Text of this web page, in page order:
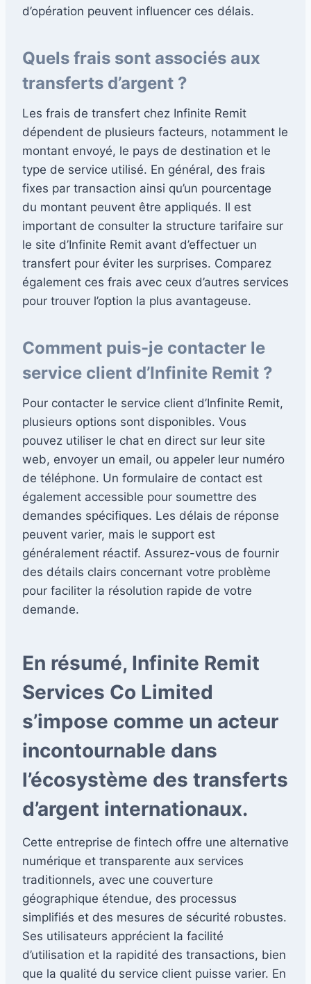
d’opération peuvent influencer ces délais.
Quels frais sont associés aux
transferts d’argent ?
Les frais de transfert chez Infinite Remit
dépendent de plusieurs facteurs, notamment le
montant envoyé, le pays de destination et le
type de service utilisé. En général, des frais
fixes par transaction ainsi qu’un pourcentage
du montant peuvent être appliqués. Il est
important de consulter la structure tarifaire sur
le site d’Infinite Remit avant d’effectuer un
transfert pour éviter les surprises. Comparez
également ces frais avec ceux d’autres services
pour trouver l’option la plus avantageuse.
Comment puis-je contacter le
service client d’Infinite Remit ?
Pour contacter le service client d’Infinite Remit,
plusieurs options sont disponibles. Vous
pouvez utiliser le chat en direct sur leur site
web, envoyer un email, ou appeler leur numéro
de téléphone. Un formulaire de contact est
également accessible pour soumettre des
demandes spécifiques. Les délais de réponse
peuvent varier, mais le support est
généralement réactif. Assurez-vous de fournir
des détails clairs concernant votre problème
pour faciliter la résolution rapide de votre
demande.
En résumé, Infinite Remit
Services Co Limited
s’impose comme un acteur
incontournable dans
l’écosystème des transferts
d’argent internationaux.
Cette entreprise de fintech offre une alternative
numérique et transparente aux services
traditionnels, avec une couverture
géographique étendue, des processus
simplifiés et des mesures de sécurité robustes.
Ses utilisateurs apprécient la facilité
d’utilisation et la rapidité des transactions, bien
que la qualité du service client puisse varier. En